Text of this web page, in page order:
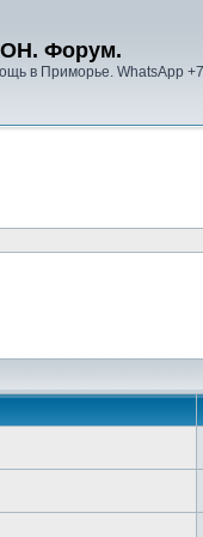
Форум.
в Приморье. WhatsApp